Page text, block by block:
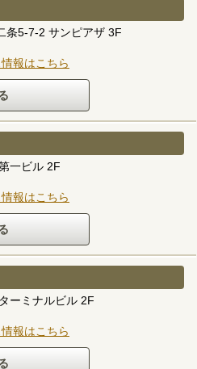
条5-7-2 サンピアザ 3F
報はこちら
一ビル 2F
報はこちら
ーミナルビル 2F
報はこちら